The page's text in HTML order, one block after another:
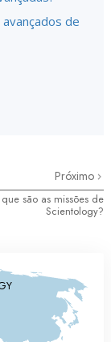
de
Próximo
são as missões de
Scientology?